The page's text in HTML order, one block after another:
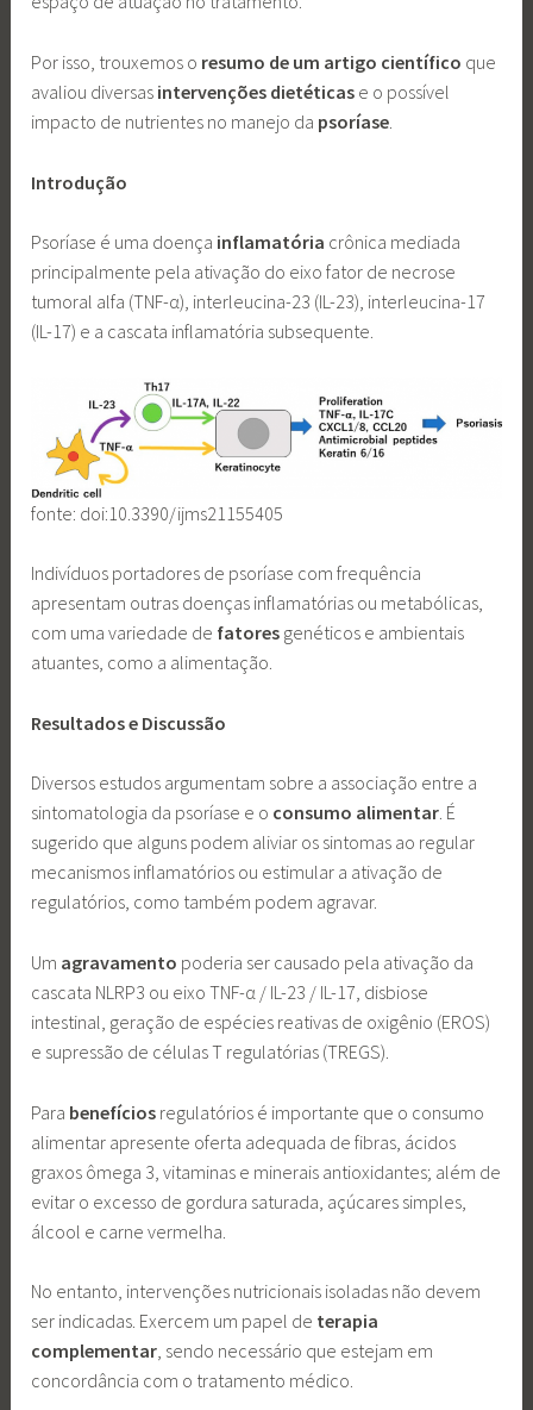
Por isso, trouxemos o resumo de um artigo científico que
avaliou diversas intervenções dietéticas e o possível
impacto de nutrientes no manejo da psoríase
Introdução
Psoríase é uma doença inflamatória crônica mediada
principalmente pela ativação do eixo fator de necrose
tumoral alfa (TNF-α), interleucina-23 (IL-23), interleucina-17
(IL-17) e a cascata inflamatória subsequente.
fonte: doi:10.3390/ijms21155405
Indivíduos portadores de psoríase com frequência
apresentam outras doenças inflamatórias ou metabólicas,
com uma variedade de fatores genéticos e ambientais
atuantes, como a alimentação.
Resultados e Discussão
Diversos estudos argumentam sobre a associação entre a
sintomatologia da psoríase e o consumo alimentar. É
sugerido que alguns podem aliviar os sintomas ao regular
mecanismos inflamatórios ou estimular a ativação de
regulatórios, como também podem agravar.
Um agravamento poderia ser causado pela ativação da
cascata NLRP3 ou eixo TNF-α / IL-23 / IL-17, disbiose
intestinal, geração de espécies reativas de oxigênio (EROS)
e supressão de células T regulatórias (TREGS).
Para benefícios regulatórios é importante que o consumo
alimentar apresente oferta adequada de fibras, ácidos
graxos ômega 3, vitaminas e minerais antioxidantes; além de
evitar o excesso de gordura saturada, açúcares simples,
álcool e carne vermelha.
No entanto, intervenções nutricionais isoladas não devem
ser indicadas. Exercem um papel de terapia
complementar, sendo necessário que estejam em
concordância com o tratamento médico.